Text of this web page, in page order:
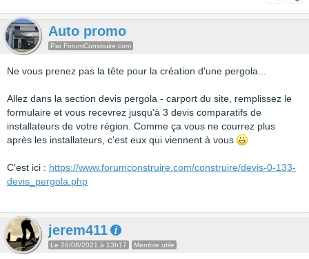
Auto promo
Par ForumConstruire.com
Ne vous prenez pas la tête pour la création d'une pergola...
Allez dans la section devis pergola - carport du site, remplissez le
formulaire et vous recevrez jusqu'à 3 devis comparatifs de
installateurs de votre région. Comme ça vous ne courrez plus
après les installateurs, c'est eux qui viennent à vous
C'est ici : https://www.forumconstruire.com/construire/devis-0-133-
devis_pergola.php
jerem411
Le 26/08/2021 à 13h17 Membre utile